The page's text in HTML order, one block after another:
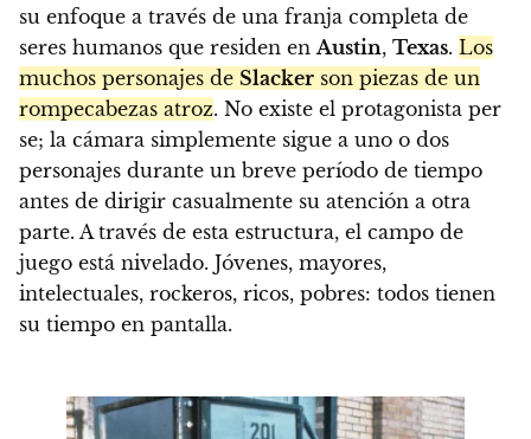
su enfoque a través de una franja completa de
seres humanos que residen enAustin, Texas. Los
muchos personajes de Slacker son piezas de un
rompecabezas atroz. No existe el protagonista per
se; la cámara simplemente sigue a uno o dos
personajes durante un breve período de tiempo
antes de dirigir casualmente su atención a otra
parte. A través de esta estructura, el campo de
juego está nivelado. Jóvenes, mayores,
intelectuales, rockeros, ricos, pobres: todos tienen
su tiempo en pantalla.